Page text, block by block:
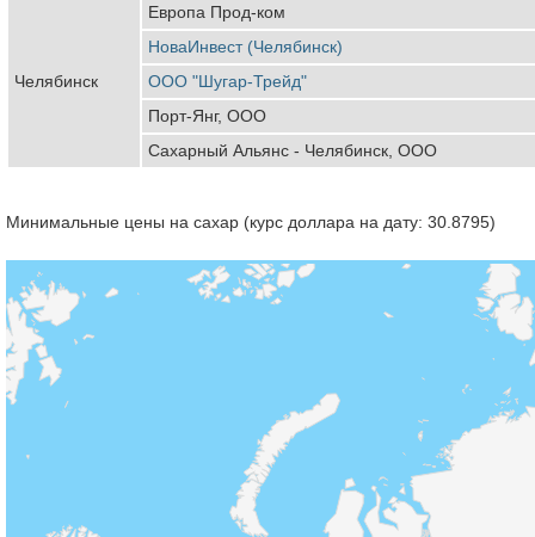
Челябинск
Европа Прод-ком
НоваИнвест (Челябинск)
ООО "Шугар-Трейд"
Порт-Янг, ООО
Сахарный Альянс - Челябинск, ООО
Минимальные цены на сахар (курс доллара на дату: 30.8795)